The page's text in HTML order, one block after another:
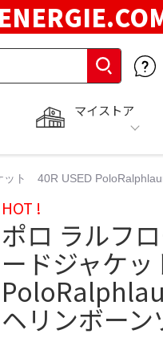
マイストア
ト 40R USED
HOT !
ポロ ラルフ
ードジャケ
ヘリンボーン